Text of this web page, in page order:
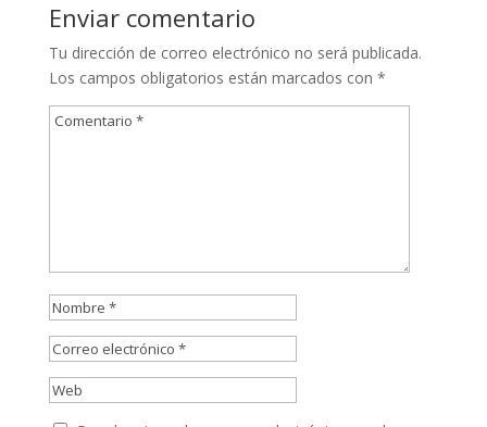
Enviar comentario
Tu dirección de correo electrónico no será publicada.
Los campos obligatorios están marcados con *